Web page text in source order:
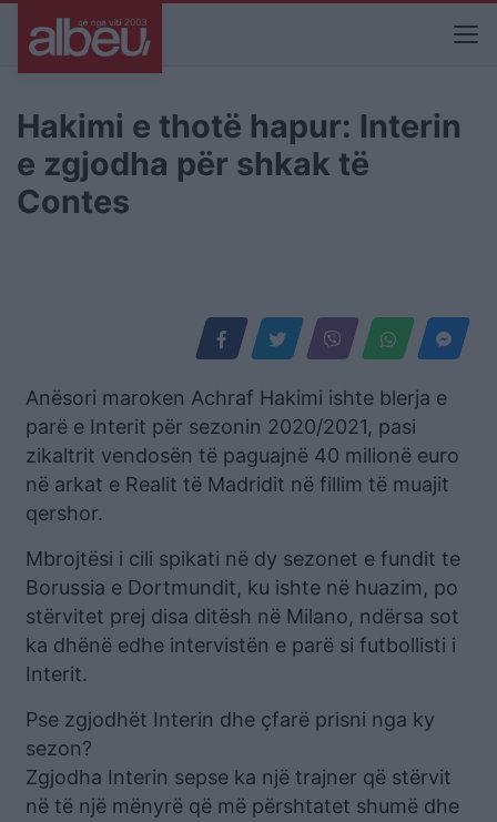
Hakimi e thotë hapur: Interin
e zgjodha për shkak të
Contes
Anësori maroken Achraf Hakimi ishte blerja e
parë e Interit për sezonin 2020/2021, pasi
zikaltrit vendosën të paguajnë 40 milionë euro
në arkat e Realit të Madridit në fillim të muajit
qershor.
Mbrojtësi i cili spikati në dy sezonet e fundit te
Borussia e Dortmundit, ku ishte në huazim, po
stërvitet prej disa ditësh në Milano, ndërsa sot
ka dhënë edhe intervistën e parë si futbollisti i
Interit.
Pse zgjodhët Interin dhe çfarë prisni nga ky
sezon?
Zgjodha Interin sepse ka një trajner që stërvit
në të një mënyrë që më përshtatet shumë dhe